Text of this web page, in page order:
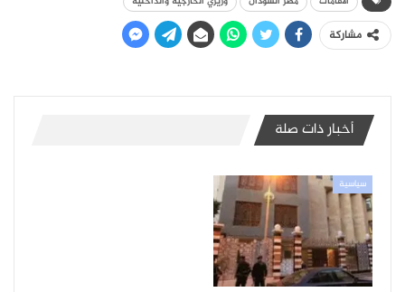
مشاركة
أخبار ذات صلة
سياسية